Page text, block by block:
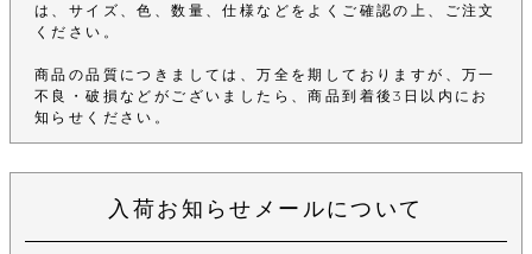
は、サイズ、色、数量、仕様などをよくご確認の上、ご注文
ください。
商品の品質につきましては、万全を期しておりますが、万一
不良・破損などがございましたら、商品到着後3日以内にお
知らせください。
入荷お知らせメールについて